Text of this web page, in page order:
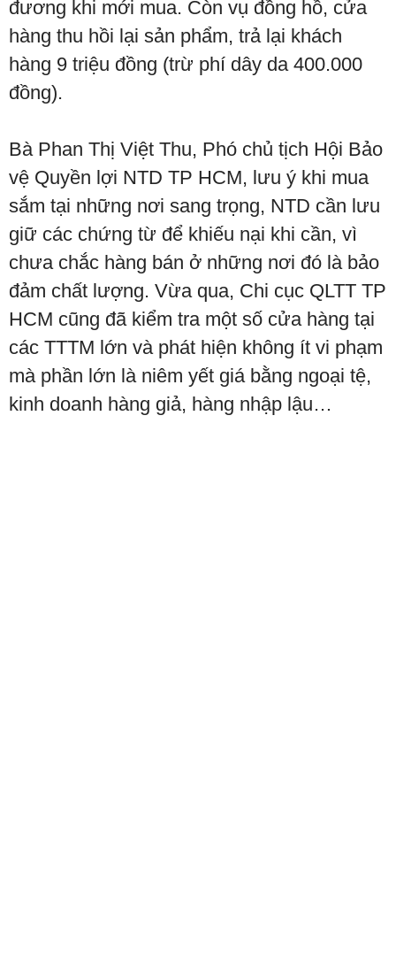
đương khi mới mua. Còn vụ đồng hồ, cửa
hàng thu hồi lại sản phẩm, trả lại khách
hàng 9 triệu đồng (trừ phí dây da 400.000
đồng).
Bà Phan Thị Việt Thu, Phó chủ tịch Hội Bảo
vệ Quyền lợi NTD TP HCM, lưu ý khi mua
sắm tại những nơi sang trọng, NTD cần lưu
giữ các chứng từ để khiếu nại khi cần, vì
chưa chắc hàng bán ở những nơi đó là bảo
đảm chất lượng. Vừa qua, Chi cục QLTT TP
HCM cũng đã kiểm tra một số cửa hàng tại
các TTTM lớn và phát hiện không ít vi phạm
mà phần lớn là niêm yết giá bằng ngoại tệ,
kinh doanh hàng giả, hàng nhập lậu…